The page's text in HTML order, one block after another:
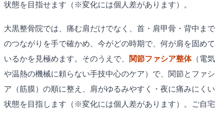
状態を目指せます（※変化には個人差があります）。
大黒整骨院では、痛む肩だけでなく、首・肩甲骨・背中まで
のつながりを手で確かめ、今がどの時期で、何が肩を固めて
いるかを見極めます。そのうえで、
関節ファシア整体（電気
や温熱の機械に頼らない手技中心のケア）で、関節とファシ
ア（筋膜）の順に整え、肩がゆるみやすく・夜に痛みにくい
状態を目指します（※変化には個人差があります）。ご自宅